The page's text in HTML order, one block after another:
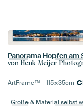
von Henk Meijer
ArtFrame™ –115×35cm
Größe & Material selbst